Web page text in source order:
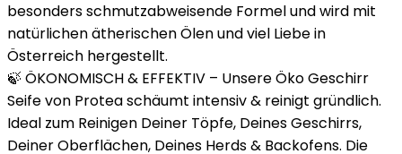
besonders schmutzabweisende Formel und wird mit
natürlichen ätherischen Ölen und viel Liebe in
Österreich hergestellt.
🍃 ÖKONOMISCH & EFFEKTIV – Unsere Öko Geschirr
Seife von Protea schäumt intensiv & reinigt gründlich.
Ideal zum Reinigen Deiner Töpfe, Deines Geschirrs,
Deiner Oberflächen, Deines Herds & Backofens. Die